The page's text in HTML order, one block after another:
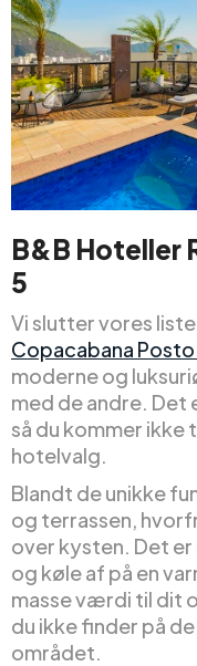
B&B Hoteller
5
Vi slutter vores
Copacabana Posto
moderne og
med de andre. Det
så du kommer ikke
hotelvalg.
Blandt de unikke
og terrassen,
over kysten. Det
og køle af på en
masse værdi til dit
du ikke finder på
området.